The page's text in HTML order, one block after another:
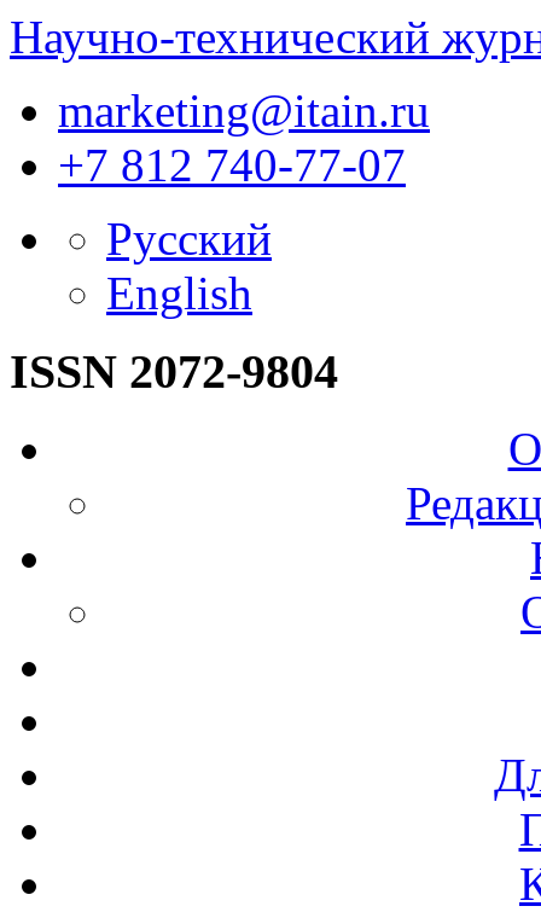
Научно-технический
marketing@itain.ru
+7 812 740-77-07
Русский
English
ISSN 2072-9804